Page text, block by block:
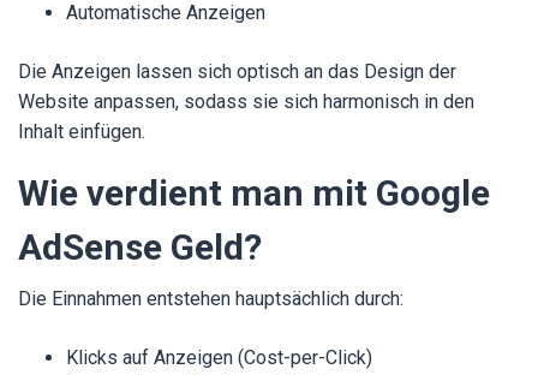
Automatische Anzeigen
Die Anzeigen lassen sich optisch an das Design der
Website anpassen, sodass sie sich harmonisch in den
Inhalt einfügen.
Wie verdient man mit Google
AdSense Geld?
Die Einnahmen entstehen hauptsächlich durch:
Klicks auf Anzeigen (Cost-per-Click)